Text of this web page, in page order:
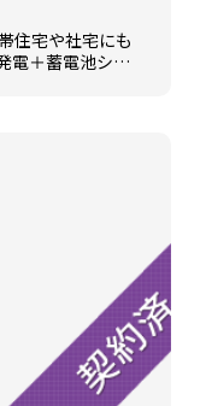
住宅や社宅にも
電＋蓄電池シス